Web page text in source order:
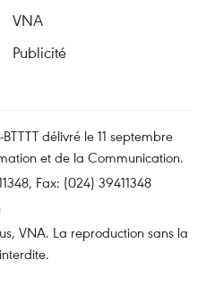
VNA
Publicité
délivré le 11 septembre
et de la Communication.
Fax: (024) 39411348
VNA. La reproduction sans la